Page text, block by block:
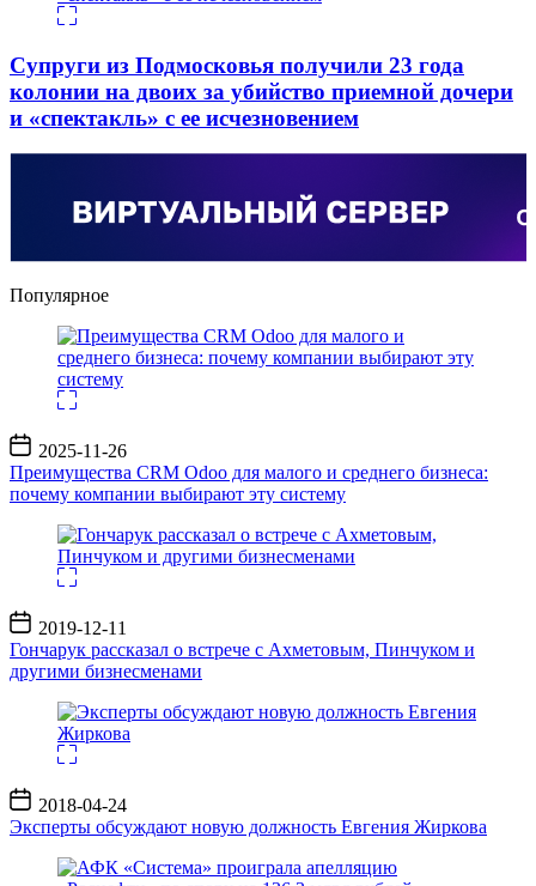
Супруги из Подмосковья получили 23 года
колонии на двоих за убийство приемной дочери
и «спектакль» с ее исчезновением
Популярное
Дата
записи
2025-11-26
Преимущества CRM Odoo для малого и среднего бизнеса:
почему компании выбирают эту систему
Дата
записи
2019-12-11
Гончарук рассказал о встрече с Ахметовым, Пинчуком и
другими бизнесменами
Дата
записи
2018-04-24
Эксперты обсуждают новую должность Евгения Жиркова